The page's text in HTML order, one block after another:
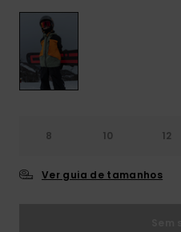
8 10 12
Ver guia de tamanhos